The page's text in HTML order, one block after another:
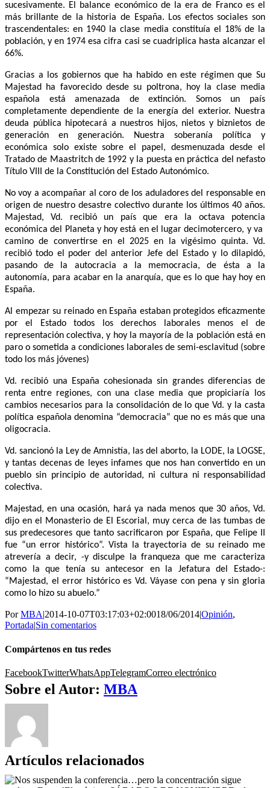
sucesivamente. El balance económico de la era de Franco es el
más brillante de la historia de España. Los efectos sociales son
trascendentales: en 1940 la clase media constituía el 18% de la
población, y en 1974 esa cifra casi se cuadriplica hasta alcanzar el
66%.
Gracias a los gobiernos que ha habido en este régimen que Su
Majestad ha favorecido desde su poltrona, hoy la clase media
española está amenazada de extinción. Somos un país
completamente dependiente de la energía del exterior. Nuestra
deuda pública hipotecará a nuestros hijos, nietos y biznietos de
generación en generación. Nuestra soberanía política y
económica solo existe sobre el papel, desmenuzada desde el
Tratado de Maastritch de 1992 y la puesta en práctica del nefasto
Título VIII de la Constitución del Estado Autonómico.
No voy a acompañar al coro de los aduladores del responsable en
origen de nuestro desastre colectivo durante los últimos 40 años.
Majestad, Vd. recibió un país que era la octava potencia
económica del Planeta y hoy está en el lugar decimotercero, y va
camino de convertirse en el 2025 en la vigésimo quinta. Vd.
recibió todo el poder del anterior Jefe del Estado y lo dilapidó,
pasando de la autocracia a la memocracia, de ésta a la
autonomía, para acabar en la anarquía, que es lo que hay hoy en
España.
Al empezar su reinado en España estaban protegidos eficazmente
por el Estado todos los derechos laborales menos el de
representación colectiva, y hoy la mayoría de la población está en
paro o sometida a condiciones laborales de semi-esclavitud (sobre
todo los más jóvenes)
Vd. recibió una España cohesionada sin grandes diferencias de
renta entre regiones, con una clase media que propiciaría los
cambios necesarios para la consolidación de lo que Vd. y la casta
política española denomina “democracia” que no es más que una
oligocracia.
Vd. sancionó la Ley de Amnistía, las del aborto, la LODE, la LOGSE,
y tantas decenas de leyes infames que nos han convertido en un
pueblo sin principio de autoridad, ni cultura ni responsabilidad
colectiva.
Majestad, en una ocasión, hará ya nada menos que 30 años, Vd.
dijo en el Monasterio de El Escorial, muy cerca de las tumbas de
sus predecesores que tanto sacrificaron por España, que Felipe II
fue “un error histórico”. Vista la trayectoria de su reinado me
atrevería a decir, -y disculpe la franqueza que me caracteriza
como la que tenía su antecesor en la Jefatura del Estado-:
“Majestad, el error histórico es Vd. Váyase con pena y sin gloria
como lo hizo su abuelo.”
PorMBA|2014-10-07T03:17:03+02:0018/06/2014|Opinión,
Portada|Sin comentarios
Compártenos en tus redes
FacebookTwitterWhatsAppTelegramCorreo electrónico
Sobre el Autor: MBA
Artículos relacionados